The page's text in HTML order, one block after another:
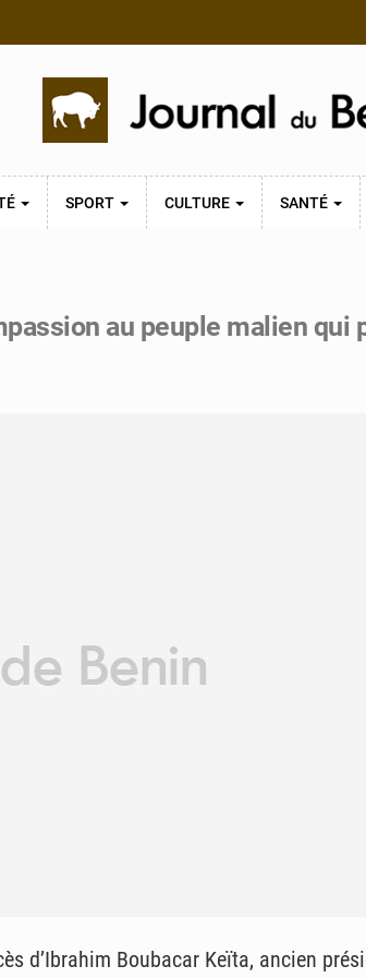
SPORT CULTURE SANTÉ
au peuple malien qui
d’Ibrahim Boubacar Keïta, ancien